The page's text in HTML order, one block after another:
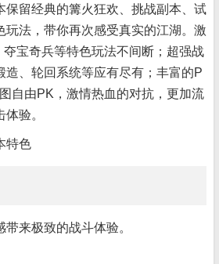
保留经典的篝火狂欢、挑战副本、试
玩法，带你再次感受真实的江湖。激
宝奇兵等特色玩法不间断；超强战
造、轮回系统等应有尽有；丰富的P
自由PK，激情热血的对抗，更加流
验。
特色
来极致的战斗体验。